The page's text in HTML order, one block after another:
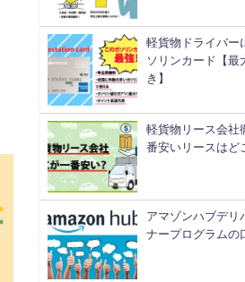
軽貨物ドライバー
ソリンカード【最
き】
軽貨物リース会社
番安いリースはど
アマゾンハブデリ
ナープログラムの